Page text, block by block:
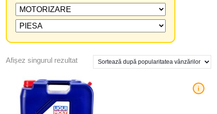
Afișez singurul rezultat
i